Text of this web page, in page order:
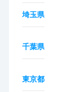
埼玉県
千葉県
東京都